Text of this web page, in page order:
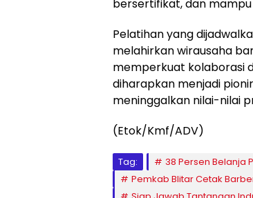
bersertifikat, dan
Pelatihan yang
melahirkan wirausaha
memperkuat kolaborasi
diharapkan menjadi
meninggalkan nilai-nilai
(Etok/Kmf/ADV)
Tag: 38 Persen Belanja
Pemkab Blitar Cetak